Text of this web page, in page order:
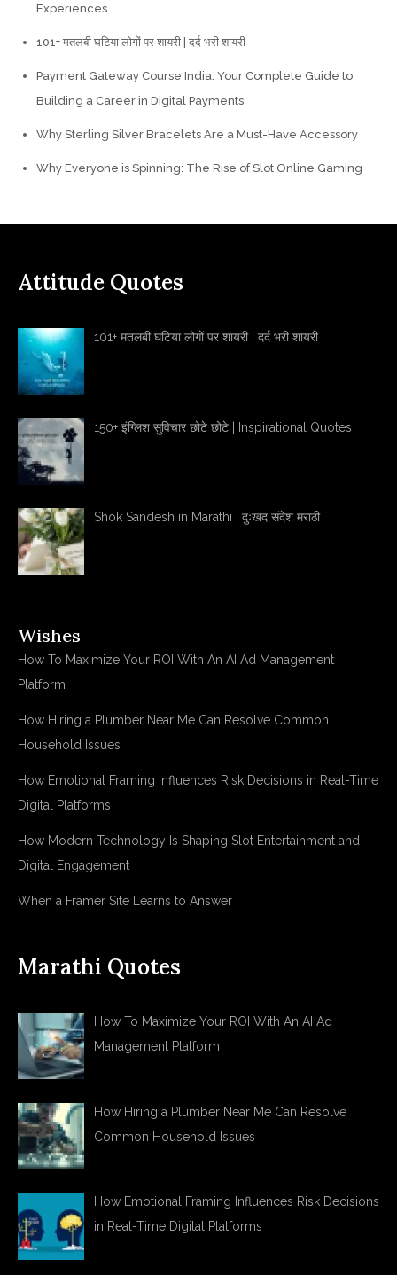
Experiences
101+ मतलबी घटिया लोगों पर शायरी | दर्द भरी शायरी
Payment Gateway Course India: Your Complete Guide to
Building a Career in Digital Payments
Why Sterling Silver Bracelets Are a Must-Have Accessory
Why Everyone is Spinning: The Rise of Slot Online Gaming
Attitude Quotes
101+ मतलबी घटिया लोगों पर शायरी | दर्द भरी शायरी
150+ इंग्लिश सुविचार छोटे छोटे | Inspirational Quotes
Shok Sandesh in Marathi | दुःखद संदेश मराठी
Wishes
How To Maximize Your ROI With An AI Ad Management
Platform
How Hiring a Plumber Near Me Can Resolve Common
Household Issues
How Emotional Framing Influences Risk Decisions in Real-Time
Digital Platforms
How Modern Technology Is Shaping Slot Entertainment and
Digital Engagement
When a Framer Site Learns to Answer
Marathi Quotes
How To Maximize Your ROI With An AI Ad
Management Platform
How Hiring a Plumber Near Me Can Resolve
Common Household Issues
How Emotional Framing Influences Risk Decisions
in Real-Time Digital Platforms